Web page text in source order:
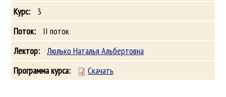
3
II поток
Люлько Наталья Альбертовна
Скачать